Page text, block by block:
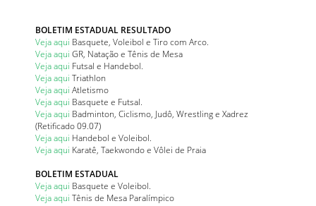
BOLETIM ESTADUAL RESULTADO
Veja aqui Basquete, Voleibol e Tiro com Arco.
Veja aqui GR, Natação e Tênis de Mesa
Veja aqui Futsal e Handebol.
Veja aqui Triathlon
Veja aqui Atletismo
Veja aqui Basquete e Futsal.
Veja aqui Badminton, Ciclismo, Judô, Wrestling e Xadrez
(Retificado 09.07)
Veja aqui Handebol e Voleibol.
Veja aqui Karatê, Taekwondo e Vôlei de Praia
BOLETIM ESTADUAL
Veja aqui Basquete e Voleibol.
Veja aqui Tênis de Mesa Paralímpico